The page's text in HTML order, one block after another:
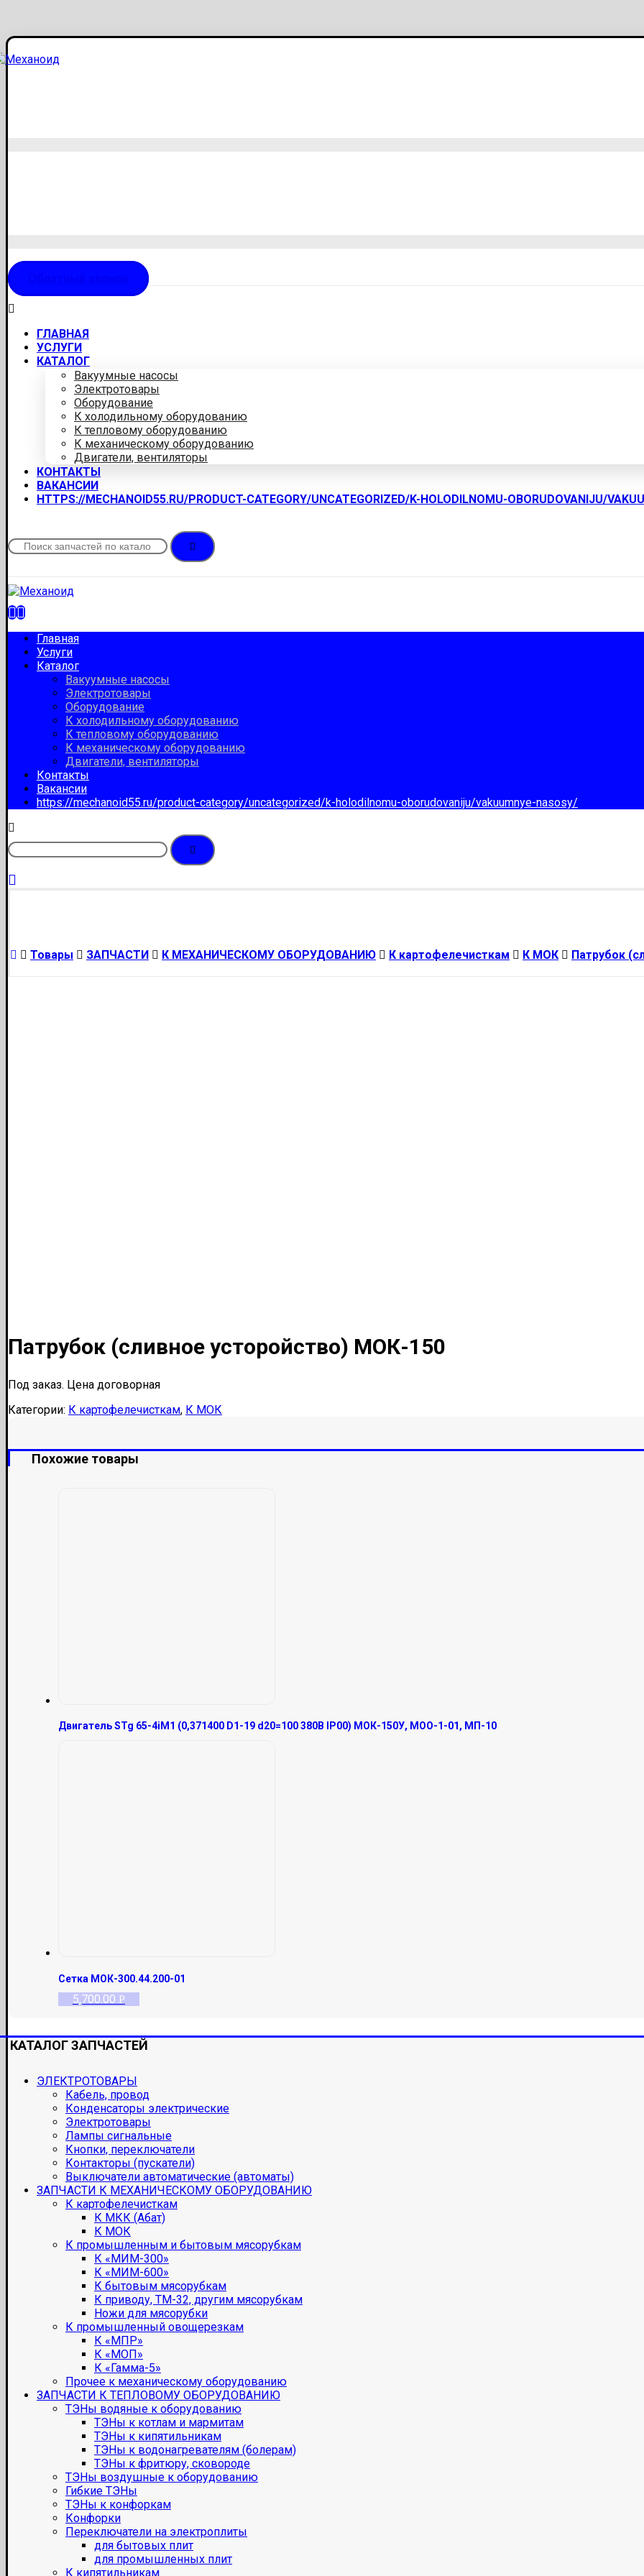
ГЛАВНАЯ
УСЛУГИ
КАТАЛОГ
Вакуумные насосы
Электротовары
Оборудование
К холодильному оборудованию
К тепловому оборудованию
К механическому оборудованию
Двигатели, вентиляторы
КОНТАКТЫ
ВАКАНСИИ
HTTPS://MECHANOID55.RU/PRODUCT-CATEGORY/UNCATEGORIZED/K-HOLODILNOMU-OBORUDOVANIJU/
Главная
Услуги
Каталог
Вакуумные насосы
Электротовары
Оборудование
К холодильному оборудованию
К тепловому оборудованию
К механическому оборудованию
Двигатели, вентиляторы
Контакты
Вакансии
https://mechanoid55.ru/product-category/uncategorized/k-holodilnomu-oborudovaniju/vakuumnye-nasosy/
Товары ЗАПЧАСТИ К МЕХАНИЧЕСКОМУ ОБОРУДОВАНИЮ К картофелечисткам К МОК Патрубок
Патрубок (сливное усторойство) МОК-150
Под заказ. Цена договорная
Категории: К картофелечисткам, К МОК
Похожие товары
Двигатель STg 65-4iM1 (0,371400 D1-19 d20=100 380В IP00) МОК-150У, МОО-1-01, МП-10
Сетка МОК-300.44.200-01
5,700.00 Р
КАТАЛОГ ЗАПЧАСТЕЙ
ЭЛЕКТРОТОВАРЫ
Кабель, провод
Конденсаторы электрические
Электротовары
Лампы сигнальные
Кнопки, переключатели
Контакторы (пускатели)
Выключатели автоматические (автоматы)
ЗАПЧАСТИ К МЕХАНИЧЕСКОМУ ОБОРУДОВАНИЮ
К картофелечисткам
К МКК (Абат)
К МОК
К промышленным и бытовым мясорубкам
К «МИМ-300»
К «МИМ-600»
К бытовым мясорубкам
К приводу, ТМ-32, другим мясорубкам
Ножи для мясорубки
К промышленный овощерезкам
К «МПР»
К «МОП»
К «Гамма-5»
Прочее к механическому оборудованию
ЗАПЧАСТИ К ТЕПЛОВОМУ ОБОРУДОВАНИЮ
ТЭНы водяные к оборудованию
ТЭНы к котлам и мармитам
ТЭНы к кипятильникам
ТЭНы к водонагревателям (болерам)
ТЭНы к фритюру, сковороде
ТЭНы воздушные к оборудованию
Гибкие ТЭНы
ТЭНы к конфоркам
Конфорки
Переключатели на электроплиты
для бытовых плит
для промышленных плит
К кипятильникам